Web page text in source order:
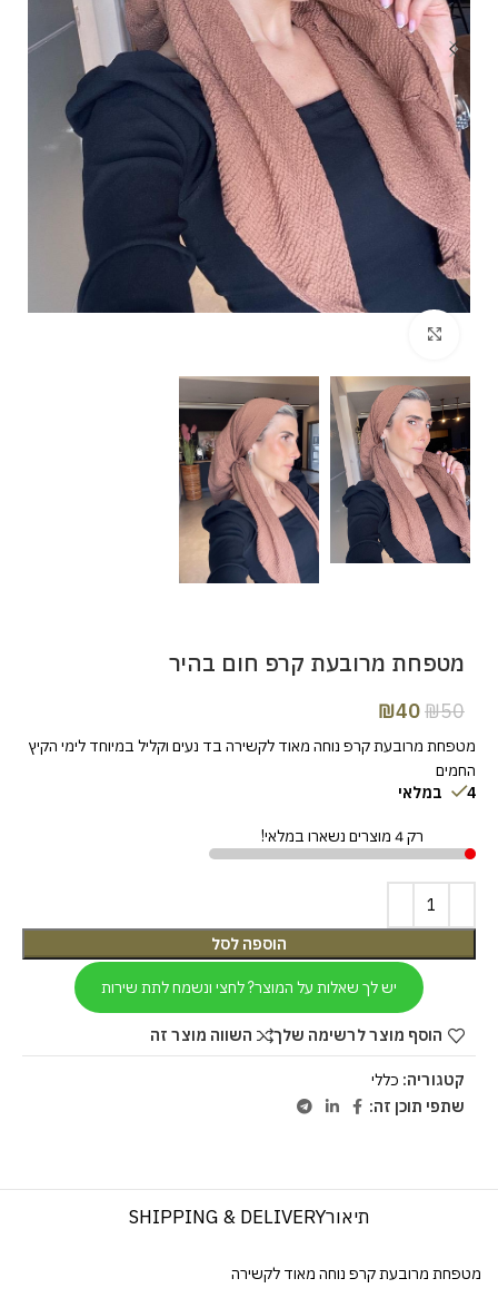
מטפחת מרובעת קרפ חום בהיר
₪50
₪40
מטפחת מרובעת קרפ נוחה מאוד לקשירה בד נעים וקליל במיוחד לימי הקיץ
החמים
4 במלאי
רק 4 מוצרים נשארו במלאי!
הוספה לסל
יש לך שאלות על המוצר? לחצי ונשמח לתת שירות
הוסף מוצר לרשימה שלך השווה מוצר זה
קטגוריה: כללי
שתפי תוכן זה:
תיאורSHIPPING & DELIVERY
מטפחת מרובעת קרפ נוחה מאוד לקשירה